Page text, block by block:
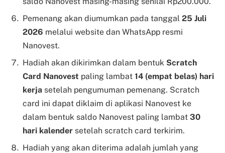
Pemenang akan diumumkan pada tanggal 25 Juli
2026 melalui website dan WhatsApp resmi
Nanovest.
Hadiah akan dikirimkan dalam bentuk Scratch
Card Nanovest paling lambat 14 (empat belas) hari
kerja setelah pengumuman pemenang. Scratch
card ini dapat diklaim di aplikasi Nanovest ke
dalam bentuk saldo Nanovest paling lambat 30
hari kalender setelah scratch card terkirim.
Hadiah yang akan diterima adalah jumlah yang